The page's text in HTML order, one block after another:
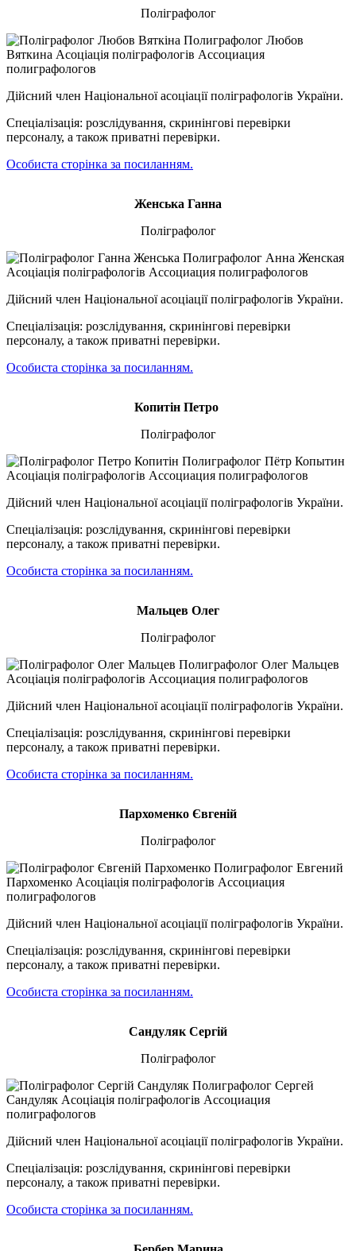
Поліграфолог
Дійсний член Національної асоціації поліграфологів України.
Спеціалізація: розслідування, скринінгові перевірки
персоналу, а також приватні перевірки.
Особиста сторінка за посиланням.
Женська Ганна
Поліграфолог
Дійсний член Національної асоціації поліграфологів України.
Спеціалізація: розслідування, скринінгові перевірки
персоналу, а також приватні перевірки.
Особиста сторінка за посиланням.
Копитін Петро
Поліграфолог
Дійсний член Національної асоціації поліграфологів України.
Спеціалізація: розслідування, скринінгові перевірки
персоналу, а також приватні перевірки.
Особиста сторінка за посиланням.
Мальцев Олег
Поліграфолог
Дійсний член Національної асоціації поліграфологів України.
Спеціалізація: розслідування, скринінгові перевірки
персоналу, а також приватні перевірки.
Особиста сторінка за посиланням.
Пархоменко Євгеній
Поліграфолог
Дійсний член Національної асоціації поліграфологів України.
Спеціалізація: розслідування, скринінгові перевірки
персоналу, а також приватні перевірки.
Особиста сторінка за посиланням.
Сандуляк Сергій
Поліграфолог
Дійсний член Національної асоціації поліграфологів України.
Спеціалізація: розслідування, скринінгові перевірки
персоналу, а також приватні перевірки.
Особиста сторінка за посиланням.